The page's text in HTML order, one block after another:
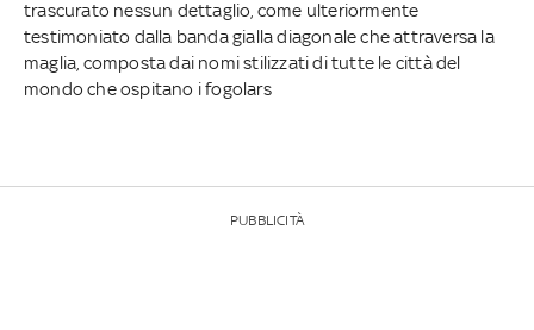
trascurato nessun dettaglio, come ulteriormente
testimoniato dalla banda gialla diagonale che attraversa la
maglia, composta dai nomi stilizzati di tutte le città del
mondo che ospitano i fogolars
PUBBLICITÀ